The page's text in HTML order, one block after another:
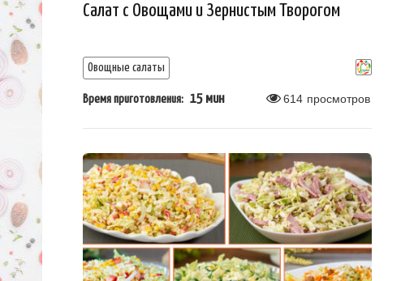
Салат с Овощами и Зернистым Творогом
Овощные салаты
Время приготовления: 15 мин 614 просмотров